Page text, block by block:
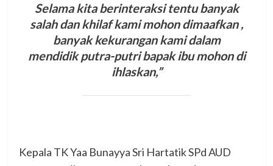
Selama kita berinteraksi tentu banyak
salah dan khilaf kami mohon dimaafkan,
banyak kekurangan kami dalam
mendidik putra-putri bapak ibu mohon di
ihlaskan,”
Kepala TK Yaa Bunayya Sri Hartatik SPd AUD